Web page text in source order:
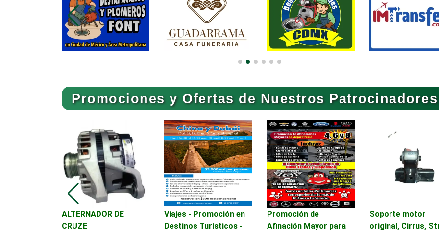
Artículos de Piel Artículos Deportivos Artículos
Artículos para Regalos
Artículos Publicitarios Aseguradoras Asesores
Asesoría Fiscal Asilos
Asociaciones
Empresariales
Audio, Sonido e
Iluminación
Audios para
Autobuses Automatización
Automóviles
Usados
Promociones y Ofertas de Nuestros
ALTERNADOR DE
CRUZE
Viajes - Promoción en
Destinos Turísticos -
Promoción de
Afinación Mayor para
Soporte motor
original, Cirrus,